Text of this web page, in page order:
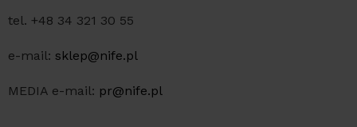
tel. +48 34 321 30 55
e-mail: sklep@nife.pl
MEDIA e-mail: pr@nife.pl